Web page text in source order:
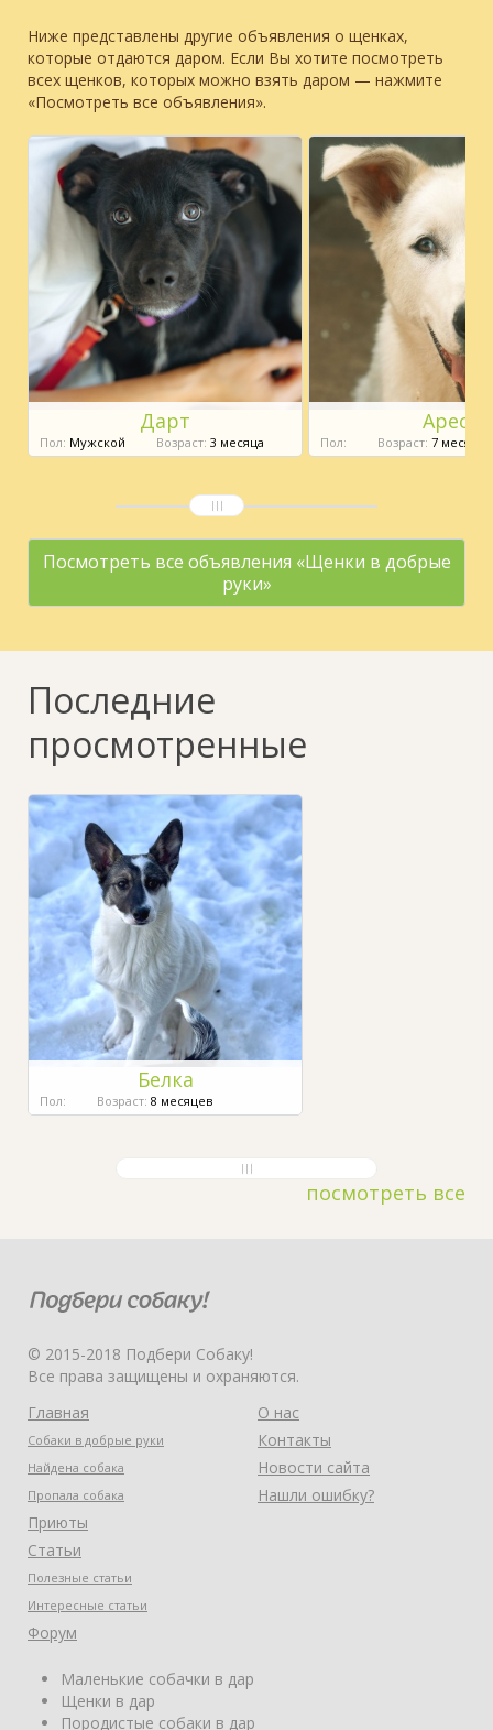
Ниже представлены другие объявления о щенках,
которые отдаются даром. Если Вы хотите посмотреть
всех щенков, которых можно взять даром — нажмите
«Посмотреть все объявления».
Дарт
Пол: Мужской Возраст: 3 месяца
Арес
Пол: Возраст: 7 месяцев
Посмотреть все объявления «Щенки в добрые
руки»
Последние
просмотренные
Белка
Пол: Возраст: 8 месяцев
посмотреть все
© 2015-2018 Подбери Собаку!
Все права защищены и охраняются.
Главная
Собаки в добрые руки
Найдена собака
Пропала собака
Приюты
Статьи
Полезные статьи
Интересные статьи
Форум
О нас
Контакты
Новости сайта
Нашли ошибку?
Маленькие собачки в дар
Щенки в дар
Породистые собаки в дар